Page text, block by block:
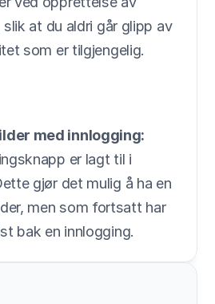
slik at du aldri går glipp av
som er tilgjengelig.
med innlogging:
er lagt til i
gjør det mulig å ha en
men som fortsatt har
bak en innlogging.